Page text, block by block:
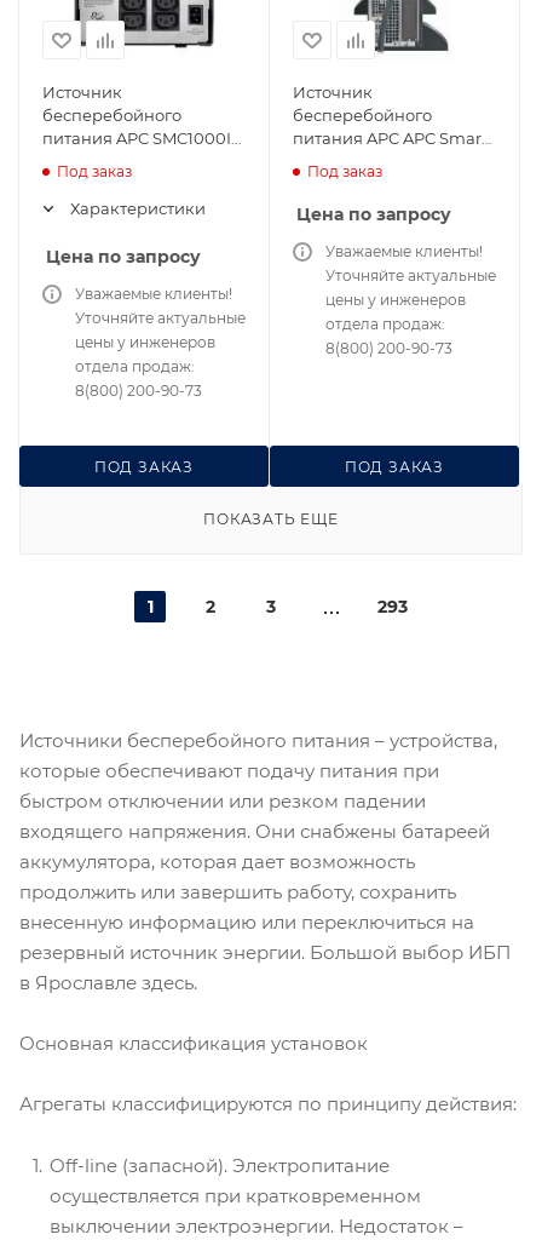
Источник
бесперебойного
питания APC SMC1000I
Под заказ
Характеристики
Цена по запросу
ПОД ЗАКАЗ
Уважаемые клиенты!
Уточняйте актуальные
цены у инженеров
отдела продаж:
8(800) 200-90-73
Источник
бесперебойного
питания APC APC Smart-
SURT6000XLT для
сервера и сетей
Под заказ
Цена по запросу
ПОД ЗАКАЗ
Уважаемые клиенты!
Уточняйте актуальные
цены у инженеров
отдела продаж:
8(800) 200-90-73
ПОКАЗАТЬ ЕЩЕ
1 2 3 293
Источники бесперебойного питания – устройства,
которые обеспечивают подачу питания при
быстром отключении или резком падении
входящего напряжения. Они снабжены батареей
аккумулятора, которая дает возможность
продолжить или завершить работу, сохранить
внесенную информацию или переключиться на
резервный источник энергии. Большой выбор ИБП
в Ярославле здесь.
Основная классификация установок
Агрегаты классифицируются по принципу действия:
Off-line (запасной). Электропитание
осуществляется при кратковременном
выключении электроэнергии. Недостаток –